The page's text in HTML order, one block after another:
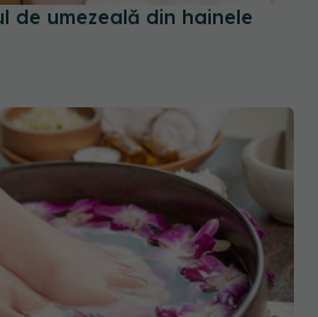
de umezeală din hainele